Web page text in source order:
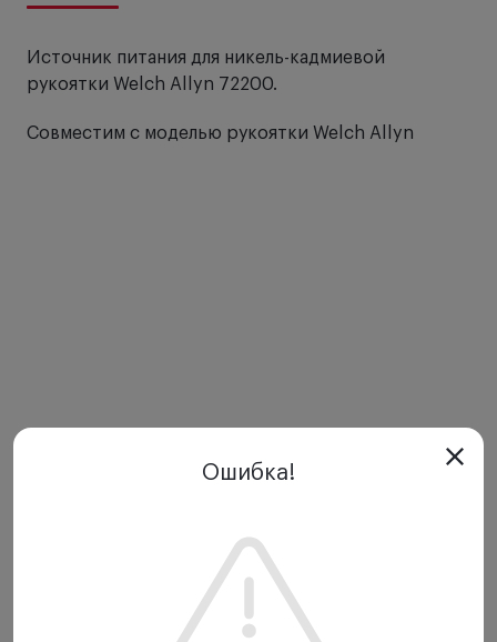
Источник питания для никель-кадмиевой
рукоятки Welch Allyn 72200.
Совместим с моделью рукоятки Welch Allyn
Ошибка!